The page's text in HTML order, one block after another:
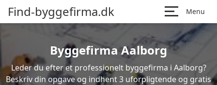
Find-byggefirma.dk Menu
Byggefirma Aalborg
Leder du efter et professionelt byggefirma i Aalborg?
Beskriv din opgave og indhent 3 uforpligtende og gratis